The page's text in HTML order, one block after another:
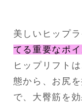
美しいヒップラ
てる重要なポ
ヒップリフト
態から、お尻
で、大臀筋を